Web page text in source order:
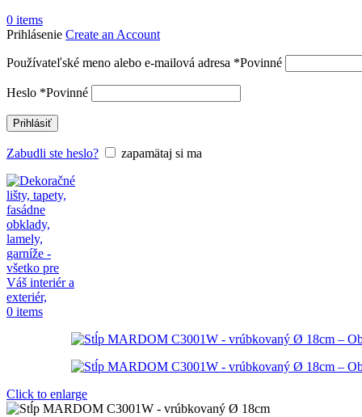
0 items
Prihlásenie Create an Account
Používateľské meno alebo e-mailová adresa *Povinné
Heslo *Povinné
Prihlásiť
Zabudli ste heslo? zapamätaj si ma
0 items
Click to enlarge